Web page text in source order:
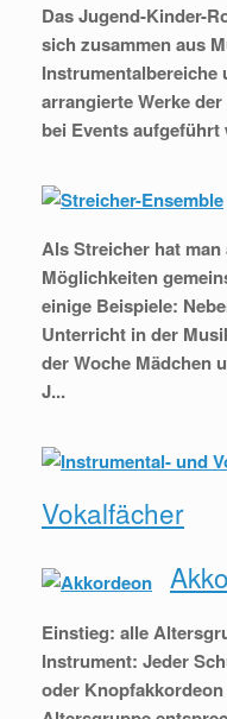
Das Jugend-Kinder-
sich zusammen aus
Instrumentalbereiche
arrangierte Werke
bei Events aufgeführt
Als Streicher hat
Möglichkeiten
einige Beispiele:
Unterricht in der
der Woche Mädchen
J...
Vokalfächer
Einstieg: alle
Instrument: Jeder
oder